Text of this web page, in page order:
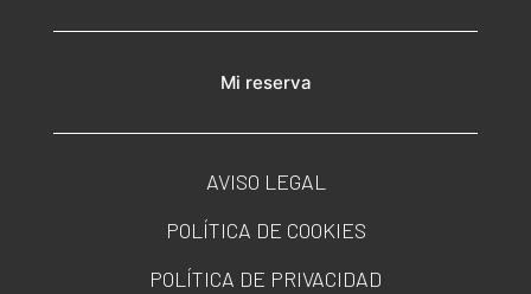
Mi reserva
AVISO LEGAL
POLÍTICA DE COOKIES
POLÍTICA DE PRIVACIDAD